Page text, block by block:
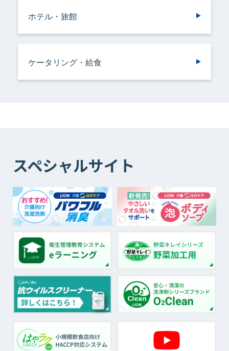
ホテル・旅館
ケータリング・給食
スペシャルサイト